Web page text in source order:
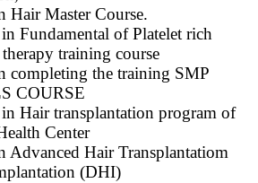
Hair Master Course.
Fundamental of Platelet rich
training course
completing the training SMP
COURSE
in Hair transplantation program of
Center
Advanced Hair Transplantatiom
(DHI)